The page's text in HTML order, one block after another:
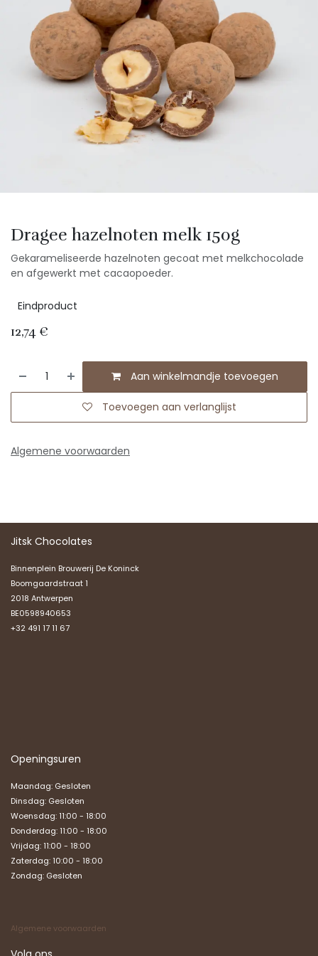
Dragee hazelnoten melk 150g
Gekarameliseerde hazelnoten gecoat met melkchocolade
en afgewerkt met cacaopoeder.
Eindproduct
12,74 €
Aan winkelmandje toevoegen
Toevoegen aan verlanglijst
Algemene voorwaarden
Jitsk Chocolates
Binnenplein Brouwerij De Koninck
Boomgaardstraat 1
2018 Antwerpen
BE0598940653
+32 491 17 11 67
Openingsuren
Maandag: Gesloten
Dinsdag: Gesloten
Woensdag: 11:00 - 18:00
Donderdag: 11:00 - 18:00
Vrijdag: 11:00 - 18:00
Zaterdag: 10:00 - 18:00
Zondag: Gesloten
Algemene voorwaarden